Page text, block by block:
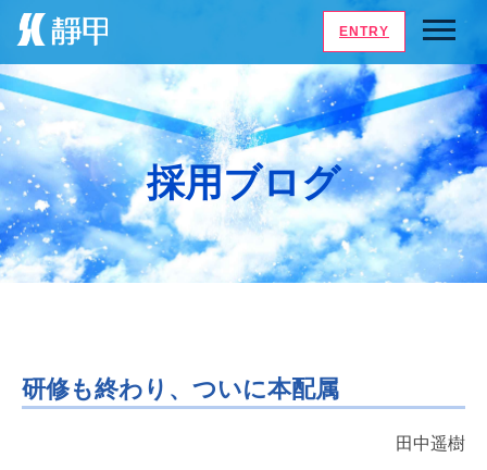
ENTRY
採用ブログ
研修も終わり、ついに本配属
田中遥樹